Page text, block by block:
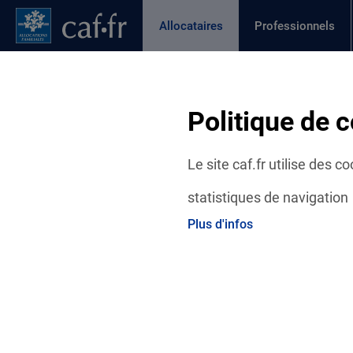
Politique de
Le site caf.fr utilise des
statistiques de navigation
Plus d'infos
Contenu principal
Pied de page
Allocataires
Page active
Professionnels
Actualités départementales